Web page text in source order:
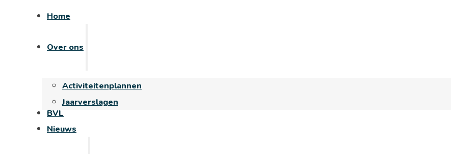
Home
Over ons
Activiteitenplannen
Jaarverslagen
BVL
Nieuws